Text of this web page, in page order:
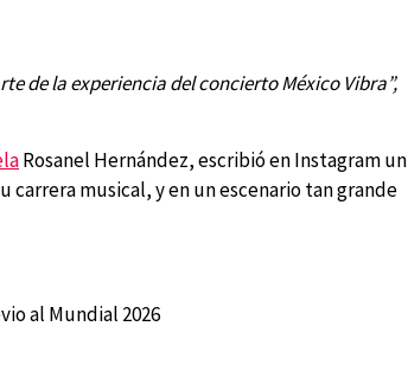
de la experiencia del concierto México Vibra”,
Rosanel Hernández, escribió en Instagram un
musical, y en un escenario tan grande